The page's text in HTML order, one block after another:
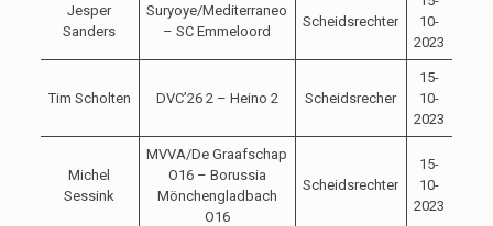
Jesper
Sanders
Suryoye/Mediterraneo
– SC Emmeloord
Scheidsrechter
10-
2023
Tim Scholten DVC’26 2 – Heino 2 Scheidsrecher
15-
10-
2023
Michel
Sessink
MVVA/De Graafschap
O16 – Borussia
Mönchengladbach
O16
Scheidsrechter
15-
10-
2023